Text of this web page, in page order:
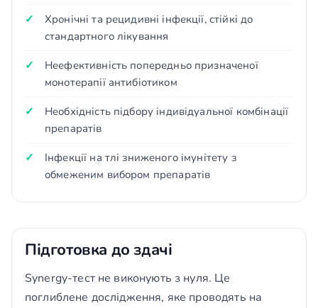
Хронічні та рецидивні інфекції, стійкі до
стандартного лікування
Неефективність попередньо призначеної
монотерапії антибіотиком
Необхідність підбору індивідуальної комбінації
препаратів
Інфекції на тлі зниженого імунітету з
обмеженим вибором препаратів
Підготовка до здачі
Synergy-тест не виконують з нуля. Це
поглиблене дослідження, яке проводять на